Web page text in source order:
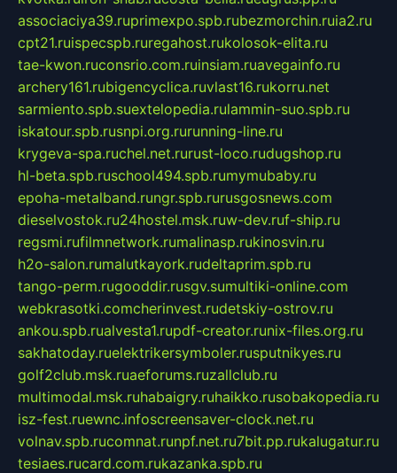
associaciya39.ruprimexpo.spb.rubezmorchin.ruia2.ru
cpt21.ruispecspb.ruregahost.rukolosok-elita.ru
tae-kwon.ruconsrio.com.ruinsiam.ruavegainfo.ru
archery161.rubigencyclica.ruvlast16.rukorru.net
sarmiento.spb.suextelopedia.rulammin-suo.spb.ru
iskatour.spb.rusnpi.org.rurunning-line.ru
krygeva-spa.ruchel.net.rurust-loco.rudugshop.ru
hl-beta.spb.ruschool494.spb.rumymubaby.ru
epoha-metalband.rungr.spb.rurusgosnews.com
dieselvostok.ru24hostel.msk.ruw-dev.ruf-ship.ru
regsmi.rufilmnetwork.rumalinasp.rukinosvin.ru
h2o-salon.rumalutkayork.rudeltaprim.spb.ru
tango-perm.rugooddir.rusgv.sumultiki-online.com
webkrasotki.comcherinvest.rudetskiy-ostrov.ru
ankou.spb.rualvesta1.rupdf-creator.runix-files.org.ru
sakhatoday.ruelektrikersymboler.rusputnikyes.ru
golf2club.msk.ruaeforums.ruzallclub.ru
multimodal.msk.ruhabaigry.ruhaikko.rusobakopedia.ru
isz-fest.ruewnc.infoscreensaver-clock.net.ru
volnav.spb.rucomnat.runpf.net.ru7bit.pp.rukalugatur.ru
tesiaes.rucard.com.rukazanka.spb.ru